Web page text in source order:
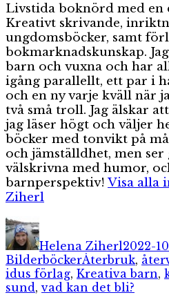
Livstida boknörd med en
Kreativt skrivande,
ungdomsböcker, samt
bokmarknadskunskap.
barn och vuxna och har
igång parallellt, ett par i
och en ny varje kväll när
två små troll. Jag älskar
jag läser högt och väljer
böcker med tonvikt på
och jämställdhet, men ser
välskrivna med humor,
barnperspektiv! Visa alla
Ziherl
Författare
Helena Ziherl2022-
BilderböckerEtiketter
Återbruk,
idus förlag, Kreativa barn,
sund,vad kan det bli?